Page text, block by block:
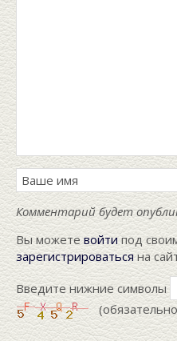
Комментарий будет
Вы можете войтипод
зарегистрироватьсяна
Введите нижние символы